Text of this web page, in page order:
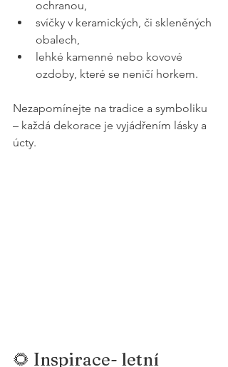
ochranou,
svíčky v keramických, či skleněných
obalech,
lehké kamenné nebo kovové
ozdoby, které se neničí horkem.
Nezapomínejte na tradice a symboliku
– každá dekorace je vyjádřením lásky a
úcty.
🌻 Inspirace- letní